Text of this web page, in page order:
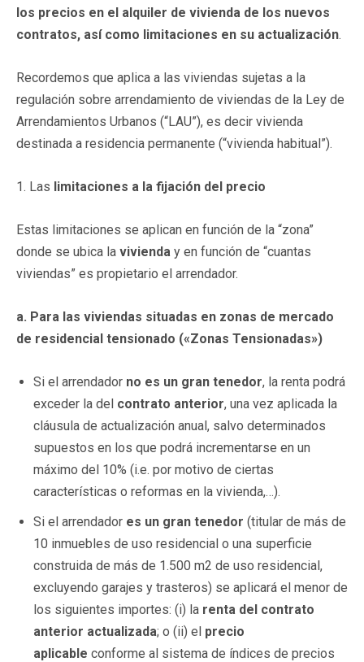
los precios en el alquiler de vivienda de los nuevos
contratos, así como limitaciones en su actualización.
Recordemos que aplica a las viviendas sujetas a la
regulación sobre arrendamiento de viviendas de la Ley de
Arrendamientos Urbanos (“LAU”), es decir vivienda
destinada a residencia permanente (“vivienda habitual”).
1. Las limitaciones a la fijación del precio
Estas limitaciones se aplican en función de la “zona”
donde se ubica la vivienda y en función de “cuantas
viviendas” es propietario el arrendador.
a. Para las viviendas situadas en zonas de mercado
de residencial tensionado («Zonas Tensionadas»)
Si el arrendador no es un gran tenedor, la renta podrá
exceder la del contrato anterior, una vez aplicada la
cláusula de actualización anual, salvo determinados
supuestos en los que podrá incrementarse en un
máximo del 10% (i.e. por motivo de ciertas
características o reformas en la vivienda,…).
Si el arrendador es un gran tenedor (titular de más de
10 inmuebles de uso residencial o una superficie
construida de más de 1.500 m2 de uso residencial,
excluyendo garajes y trasteros) se aplicará el menor de
los siguientes importes: (i) la renta del contrato
anterior actualizada; o (ii) el precio
aplicable conforme al sistema de índices de precios